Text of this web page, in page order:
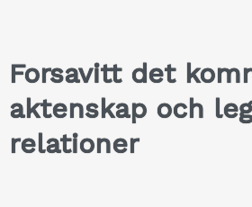
Forsavitt det
aktenskap och
relationer